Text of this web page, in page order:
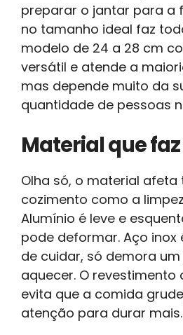
preparar o jantar para a
no tamanho ideal faz
modelo de 24 a 28 cm
versátil e atende a
mas depende muito da
quantidade de pessoas
Material que
Olha só, o material afeta
cozimento como a
Alumínio é leve e
pode deformar. Aço inox
de cuidar, só demora
aquecer. O revestimento
evita que a comida
atenção para durar mais.